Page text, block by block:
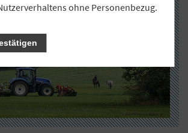
ohne Personenbezug.